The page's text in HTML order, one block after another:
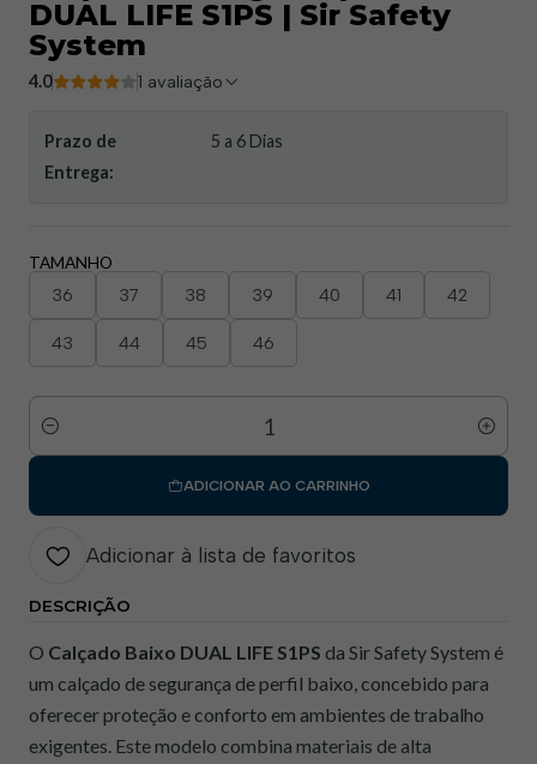
DUAL LIFE S1PS | Sir Safety
System​
4.0 1 avaliação
Prazo de
Entrega:
5 a 6 Dias
TAMANHO
36 37 38 39 40 41 42
43 44 45 46
Quantidade
ADICIONAR AO CARRINHO
Adicionar à lista de favoritos
DESCRIÇÃO
O Calçado Baixo DUAL LIFE S1PS da Sir Safety System é
um calçado de segurança de perfil baixo, concebido para
oferecer proteção e conforto em ambientes de trabalho
exigentes. Este modelo combina materiais de alta